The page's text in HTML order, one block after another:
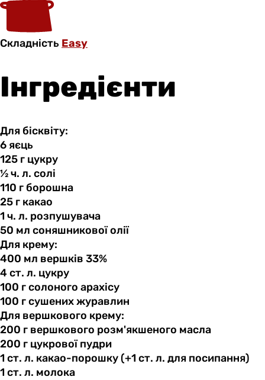
Складність Easy
Інгредієнти
Для бісквіту:
6 яєць
125 г цукру
½ ч. л. солі
110 г борошна
25 г какао
1 ч. л. розпушувача
50 мл соняшниковоїолії
Для крему:
400 мл вершків 33%
4 ст. л. цукру
100 гсолоного арахісу
100 гсушенихжуравлин
Для вершкового крему:
200 г вершкового розм'якшеного масла
200 г цукровоїпудри
1 ст. л. какао-порошку (+1 ст. л. для посипання)
1 ст. л. молока